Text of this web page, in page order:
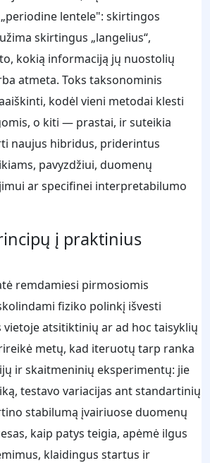
lentele": skirtingos
skirtingus „langelius“,
kokią informaciją jų nuostolių
atmeta. Toks taksonominis
kodėl vieni metodai klesti
o kiti — prastai, ir suteikia
naujus hibridus, priderintus
pavyzdžiui, duomenų
ar specifinei interpretabilumo
į praktinius
remdamiesi pirmosiomis
fiziko polinkį išvesti
vietoje atsitiktinių ar ad hoc taisyklių
metų, kad iteruotų tarp ranka
ir skaitmeninių eksperimentų: jie
testavo variacijas ant standartinių
stabilumą įvairiuose duomenų
kaip patys teigia, apėmė ilgus
klaidingus startus ir